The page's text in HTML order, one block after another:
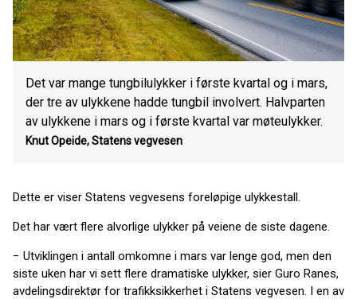
Det var mange tungbilulykker i første kvartal og i mars,
der tre av ulykkene hadde tungbil involvert. Halvparten
av ulykkene i mars og i første kvartal var møteulykker.
Knut Opeide, Statens vegvesen
Dette er viser Statens vegvesens foreløpige ulykkestall.
Det har vært flere alvorlige ulykker på veiene de siste dagene.
− Utviklingen i antall omkomne i mars var lenge god, men den
siste uken har vi sett flere dramatiske ulykker, sier Guro Ranes,
avdelingsdirektør for trafikksikkerhet i Statens vegvesen. I en av